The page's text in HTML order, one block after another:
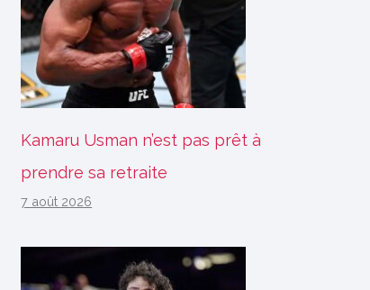
Kamaru Usman n’est pas prêt à
prendre sa retraite
7 août 2026